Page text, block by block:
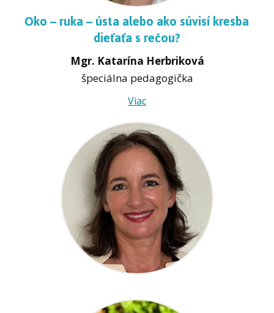
Oko – ruka – ústa alebo ako súvisí kresba
dieťaťa s rečou?
Mgr. Katarína Herbriková
špeciálna pedagogička
Viac